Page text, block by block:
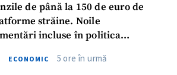
de până la 150 de euro de
străine. Noile
incluse în politica
ECONOMIC 5 ore în urmă